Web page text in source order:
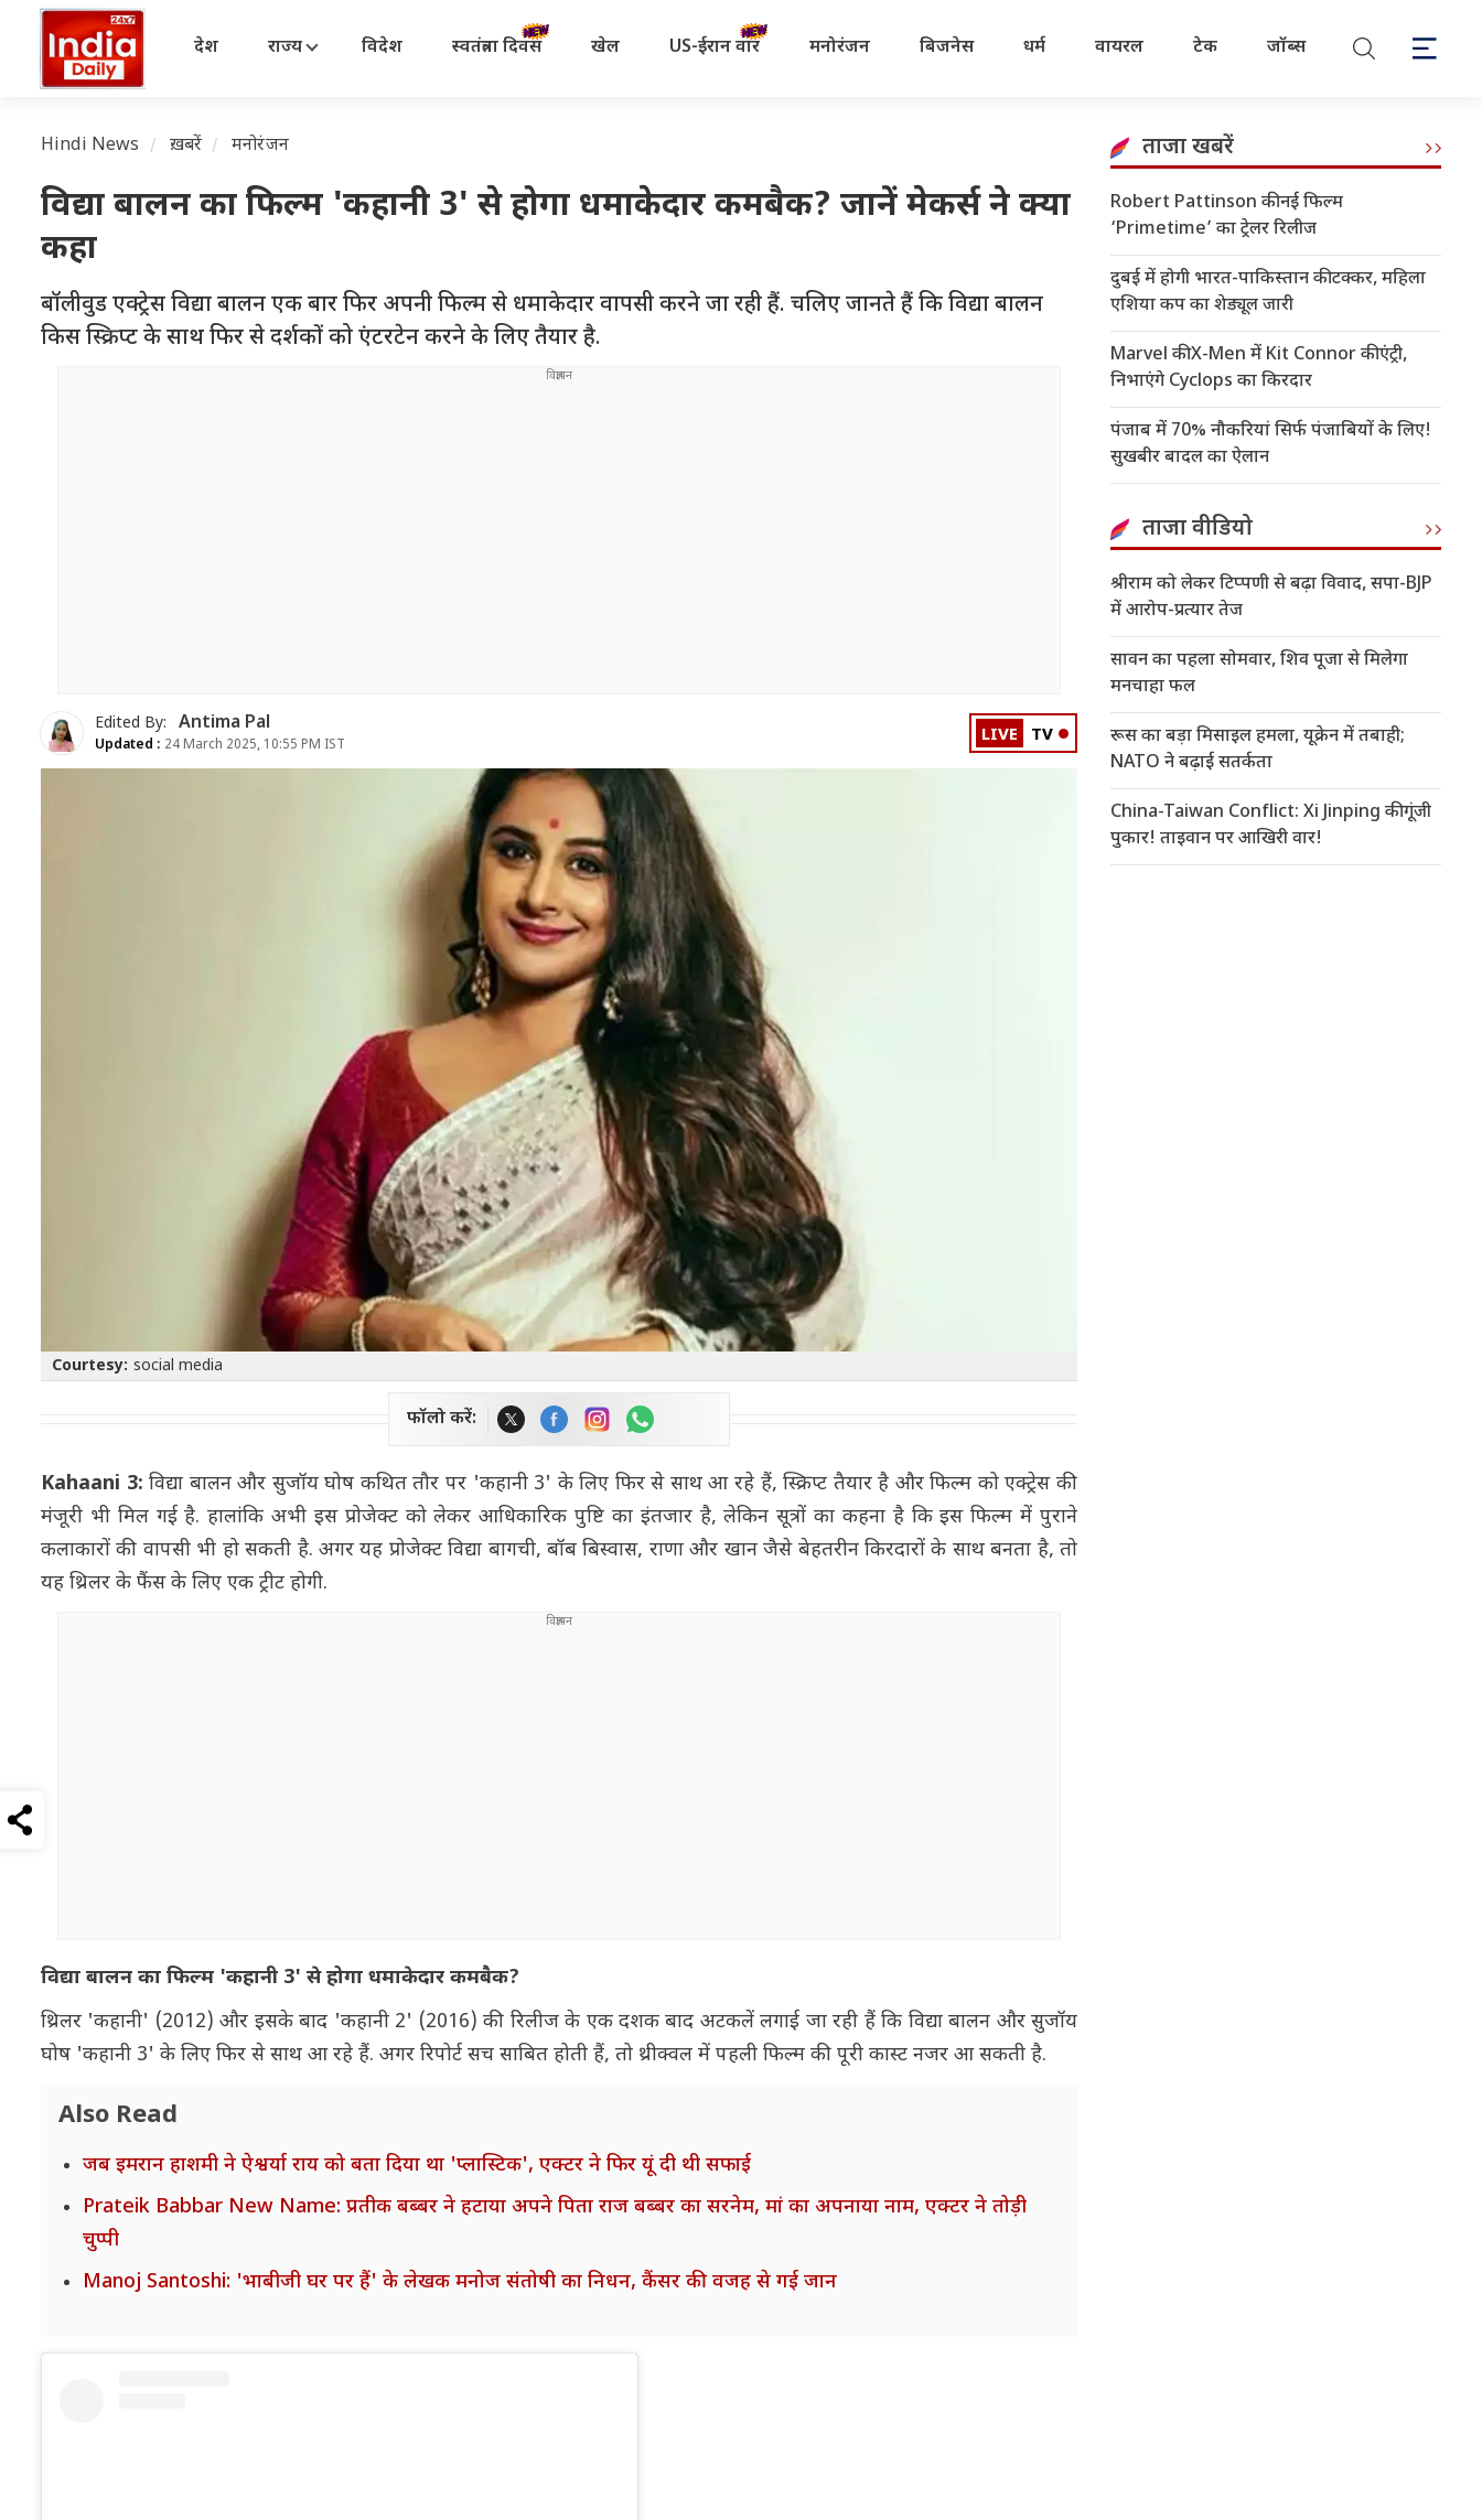
देश राज्य विदेश स्वतंत्रता दिवस खेल US-ईरान वॉर मनोरंजन बिजनेस धर्म वायरल टेक जॉब्स
Hindi News ख़बरें मनोरंजन
विद्या बालन का फिल्म 'कहानी 3' से होगा धमाकेदार कमबैक? जानें मेकर्स ने क्या
कहा
बॉलीवुड एक्ट्रेस विद्या बालन एक बार फिर अपनी फिल्म से धमाकेदार वापसी करने जा रही हैं. चलिए जानते हैं कि विद्या बालन
किस स्क्रिप्ट के साथ फिर से दर्शकों को एंटरटेन करने के लिए तैयार है.
Edited By: Antima Pal
Updated : 24 March 2025, 10:55 PM IST LIVE TV
Courtesy: social media
फॉलो करें:
Kahaani 3:विद्या बालन और सुजॉय घोष कथित तौर पर 'कहानी 3' के लिए फिर से साथ आ रहे हैं, स्क्रिप्ट तैयार है और फिल्म को एक्ट्रेस की
मंजूरी भी मिल गई है. हालांकि अभी इस प्रोजेक्ट को लेकर आधिकारिक पुष्टि का इंतजार है, लेकिन सूत्रों का कहना है कि इस फिल्म में पुराने
कलाकारों की वापसी भी हो सकती है. अगर यह प्रोजेक्ट विद्या बागची, बॉब बिस्वास, राणा और खान जैसे बेहतरीन किरदारों के साथ बनता है, तो
यह थ्रिलर के फैंस के लिए एक ट्रीट होगी.
विद्या बालन का फिल्म 'कहानी 3' से होगा धमाकेदार कमबैक?
थ्रिलर 'कहानी' (2012) और इसके बाद 'कहानी 2' (2016) की रिलीज के एक दशक बाद अटकलें लगाई जा रही हैं कि विद्या बालन और सुजॉय
घोष 'कहानी 3' के लिए फिर से साथ आ रहे हैं. अगर रिपोर्ट सच साबित होती हैं, तो थ्रीक्वल में पहली फिल्म की पूरी कास्ट नजर आ सकती है.
Also Read
जब इमरान हाशमी ने ऐश्वर्या राय को बता दिया था 'प्लास्टिक', एक्टर ने फिर यूं दी थी सफाई
Prateik Babbar New Name: प्रतीक बब्बर ने हटाया अपने पिता राज बब्बर का सरनेम, मां का अपनाया नाम, एक्टर ने तोड़ी
चुप्पी
Manoj Santoshi: 'भाबीजी घर पर हैं' के लेखक मनोज संतोषी का निधन, कैंसर की वजह से गई जान
ताजा खबरें
Robert Pattinson की नई फिल्म
‘Primetime’ का ट्रेलर रिलीज
दुबई में होगी भारत-पाकिस्तान की टक्कर, महिला
एशिया कप का शेड्यूल जारी
Marvel की X-Men में Kit Connor की एंट्री,
निभाएंगे Cyclops का किरदार
पंजाब में 70% नौकरियां सिर्फ पंजाबियों के लिए!
सुखबीर बादल का ऐलान
ताजा वीडियो
श्रीराम को लेकर टिप्पणी से बढ़ा विवाद, सपा-BJP
में आरोप-प्रत्यार तेज
सावन का पहला सोमवार, शिव पूजा से मिलेगा
मनचाहा फल
रूस का बड़ा मिसाइल हमला, यूक्रेन में तबाही;
NATO ने बढ़ाई सतर्कता
China-Taiwan Conflict: Xi Jinping की गूंजी
पुकार! ताइवान पर आखिरी वार!